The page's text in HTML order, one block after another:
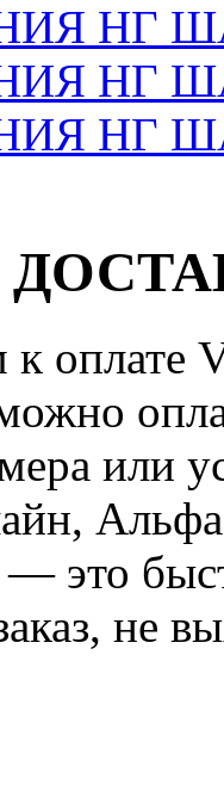
НГ
НГ
НГ
оплате
или
— это
не